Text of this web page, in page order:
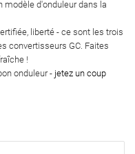
modèle d'onduleur dans la
liberté - ce sont les trois
convertisseurs GC. Faites
!
onduleur - jetez un coup